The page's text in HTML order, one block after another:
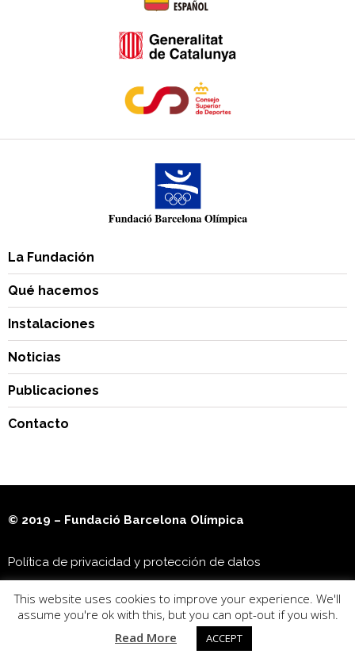
La Fundación
Qué hacemos
Instalaciones
Noticias
Publicaciones
Contacto
© 2019 – Fundació Barcelona Olímpica
Política de privacidad y protección de datos
Museu Olímpic i de l’Esport Joan Antoni Samaranch
This website uses cookies to improve your experience. We'll
assume you're ok with this, but you can opt-out if you wish.
Read More
ACCEPT